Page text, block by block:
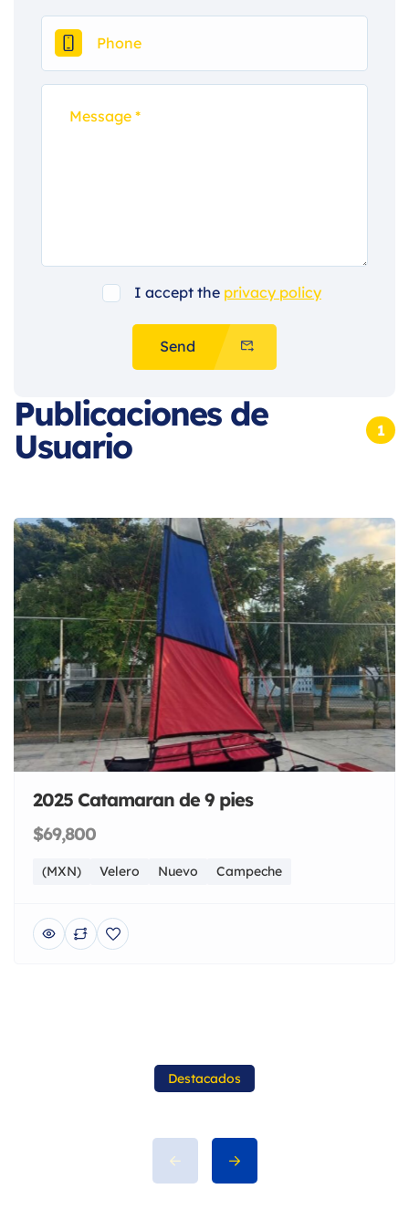
I accept the privacy policy
Send
Publicaciones de
Usuario
1
2025 Catamaran de 9 pies
$69,800
(MXN) Velero Nuevo Campeche
Destacados